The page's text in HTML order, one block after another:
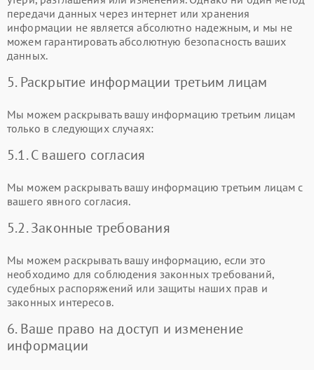
передачи данных через интернет или хранения
информации не является абсолютно надежным, и мы не
можем гарантировать абсолютную безопасность ваших
данных.
5. Раскрытие информации третьим лицам
Мы можем раскрывать вашу информацию третьим лицам
только в следующих случаях:
5.1. С вашего согласия
Мы можем раскрывать вашу информацию третьим лицам с
вашего явного согласия.
5.2. Законные требования
Мы можем раскрывать вашу информацию, если это
необходимо для соблюдения законных требований,
судебных распоряжений или защиты наших прав и
законных интересов.
6. Ваше право на доступ и изменение
информации